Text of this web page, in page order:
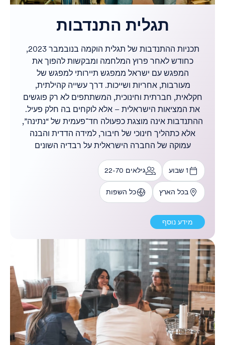
תגלית התנדבות
תכניות ההתנדבות של תגלית הוקמה בנובמבר 2023,
כחודש לאחר פרוץ המלחמה ומבקשות להפוך את
המפגש עם ישראל ממפגש תיירותי למפגש של
מעורבות, אחריות ושייכות. דרך עשייה קהילתית,
חקלאית, חברתית וחינוכית, המשתתפים לא רק פוגשים
את המציאות הישראלית – אלא לוקחים בה חלק פעיל.
ההתנדבות אינה מוצגת כפעולה חד־פעמית של “נתינה”,
אלא כתהליך חינוכי של חיבור, למידה הדדית והבנה
עמוקה של החברה הישראלית על רבדיה השונים
1 שבוע גילאים 22-70
בכל הארץ כל השפות
מידע נוסף